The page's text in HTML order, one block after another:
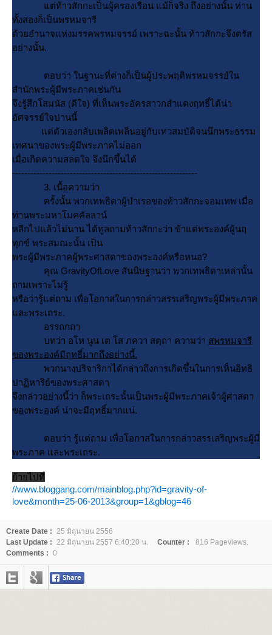
ต่ท้าวสักกะเป็นผู้ครองเรือน แม้ก็จริง ถึงอย่างนั้น ท่าน
ทั้งสองก็เป็นพรหมจารี
ด้วยอำนาจแห่งมรรคพรหมจรรย์ เพราะฉะนั้น ท้าวสักกะจึงตรัส
อย่างนั้น.
ตอบว่า ในฐานะที่ต่างก็เป็นผู้ประพฤติพรหมจรรย์ใน
สำนักพระผู้มีพระภาคเช่นกัน
จึงรู้สึกโสมนัส (ดีใจ) ที่เห็นพระอัครสาวกสำแดงฤทธิ์ได้น่า
อัศจรรย์ใจปานนี้
ต่ตัวเองกลับเพลิดเพลินอยู่กับเทวสมบัติจนนึกพระธรรม
เทศนาของพระผู้มีพระภาคไม่ออก
เมื่อเกิดความสลดใจ จึงนึกขึ้นได้
-------------------------------------------------------------
3. เนื้อความว่า
ครั้งนั้น พวกเทพธิดาผู้บำเรอของท้าวสักกะจอมเทพ เมื่อ
ท่านพระมหาโมคคัลลาน์
หลีกไปแล้วไม่นาน ได้ทูลถามท้าวสักกะว่า ข้าแต่พระองค์ผู้นฤ
ทุกข์ พระสมณะนั้น เป็น
พระผู้มีพระภาคผู้พระศาสดาของพระองค์หรือหนอ?
คุณ GravityOfLove สันนิษฐานว่า พวกเทพธิดาเหล่านั้น
ถามเพราะไม่รู้
หรือว่ารู้แต่ถาม เพื่อโอกาสในการกล่าวสรรเสริญพระผู้มีพระภาค
ละพระเถระ.
อรรถกถา
บทว่า อโห นูน เต โส ภควา สตฺถา ความว่า สพรหมจารี
ของพระองค์มีฤทธิ์มากถึงอย่างนี้.
พวกนางปริจาริกาได้กล่าวถึงการเกิดขึ้นในการเห็นอิทธิ
ปาฏิหาริย์ของพระศาสดา
จึงกล่าวอย่างนี้ว่า ก็พระเถระนั้นเป็นพระผู้มีพระภาคเจ้าผู้ศาสดา
ของพระองค์ น่าจะมีฤทธิ์มากแน่.
ตอบว่า รู้แต่ถาม เพื่อโอกาสในการกล่าวสรรเสริญพระผู้มี
พระภาค และพระเถระ.
้ายไปที่
//www.bloggang.com/mainblog.php?id=gravity-of-
love&month=25-06-2013&group=1&gblog=46
Create Date : 25 มิถุนายน 2556
Last Update : 22 มิถุนายน 2557 6:40:20 น. Counter :
816 Pageviews.
Comments : 0